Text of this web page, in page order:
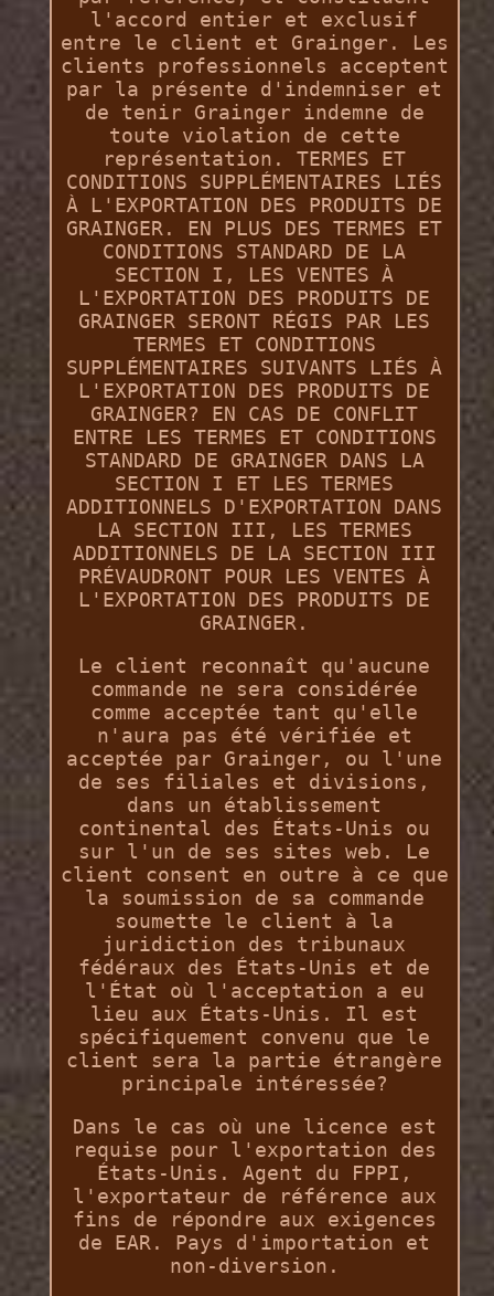
l'accord entier et exclusif
entre le client et Grainger. Les
clients professionnels acceptent
par la présente d'indemniser et
de tenir Grainger indemne de
toute violation de cette
représentation. TERMES ET
CONDITIONS SUPPLÉMENTAIRES LIÉS
À L'EXPORTATION DES PRODUITS DE
GRAINGER. EN PLUS DES TERMES ET
CONDITIONS STANDARD DE LA
SECTION I, LES VENTES À
L'EXPORTATION DES PRODUITS DE
GRAINGER SERONT RÉGIS PAR LES
TERMES ET CONDITIONS
SUPPLÉMENTAIRES SUIVANTS LIÉS À
L'EXPORTATION DES PRODUITS DE
GRAINGER? EN CAS DE CONFLIT
ENTRE LES TERMES ET CONDITIONS
STANDARD DE GRAINGER DANS LA
SECTION I ET LES TERMES
ADDITIONNELS D'EXPORTATION DANS
LA SECTION III, LES TERMES
ADDITIONNELS DE LA SECTION III
PRÉVAUDRONT POUR LES VENTES À
L'EXPORTATION DES PRODUITS DE
GRAINGER.
Le client reconnaît qu'aucune
commande ne sera considérée
comme acceptée tant qu'elle
n'aura pas été vérifiée et
acceptée par Grainger, ou l'une
de ses filiales et divisions,
dans un établissement
continental des États-Unis ou
sur l'un de ses sites web. Le
client consent en outre à ce que
la soumission de sa commande
soumette le client à la
juridiction des tribunaux
fédéraux des États-Unis et de
l'État où l'acceptation a eu
lieu aux États-Unis. Il est
spécifiquement convenu que le
client sera la partie étrangère
principale intéressée?
Dans le cas où une licence est
requise pour l'exportation des
États-Unis. Agent du FPPI,
l'exportateur de référence aux
fins de répondre aux exigences
de EAR. Pays d'importation et
non-diversion.